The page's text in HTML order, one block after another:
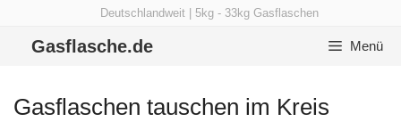
Deutschlandweit | 5kg - 33kg Gasflaschen
Gasflasche.de Menü
Gasflaschen tauschen im Kreis